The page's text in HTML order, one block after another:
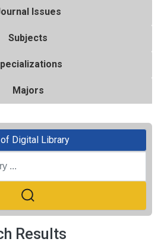
Issues
Subjects
Majors
Digital Library
Results